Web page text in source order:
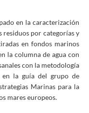
en la caracterización
por categorías y
en fondos marinos
la columna de agua con
con la metodología
en la guía del grupo de
Marinas para la
mares europeos.